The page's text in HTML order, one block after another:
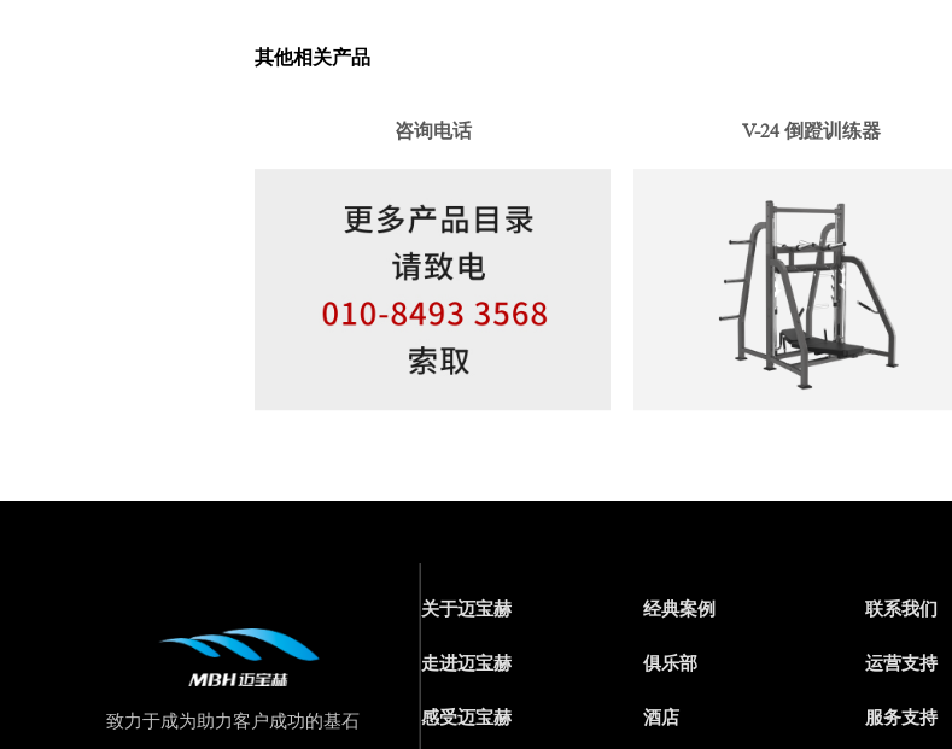
其他相关产品
咨询电话 V-24 倒蹬训练器
致力于成为助力客户成功的基石
关于迈宝赫
走进迈宝赫
感受迈宝赫
经典案例
俱乐部
酒店
联系我们
运营支持
服务支持